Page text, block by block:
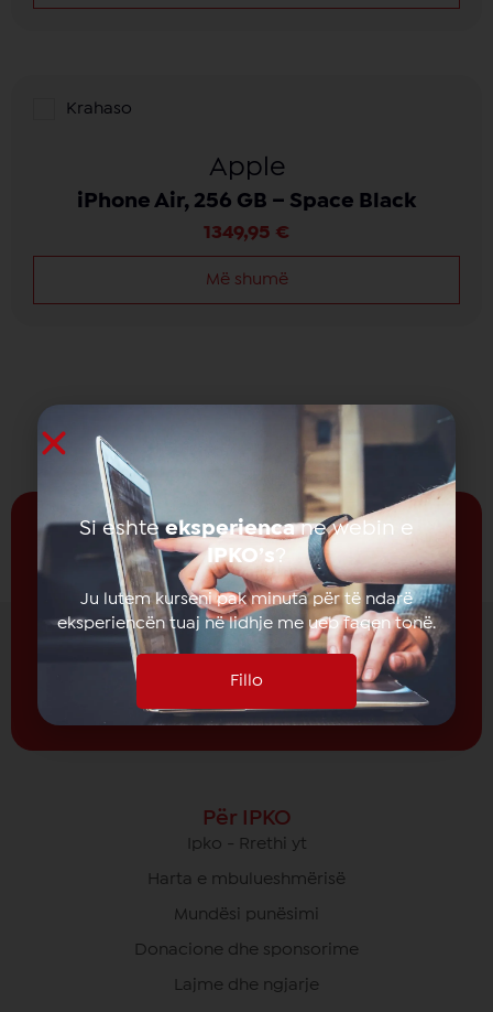
Krahaso
Apple
iPhone Air, 256 GB – Space Black
1349,95 €
Më shumë
Prano të rejat ngaIPKO
Subscribe
Për IPKO
Ipko - Rrethi yt
Harta e mbulueshmërisë
Mundësi punësimi
Donacione dhe sponsorime
Lajme dhe ngjarje
Si eshteeksperiencane webin e
IPKO’s?
Ju lutem kurseni pak minuta për të ndarë
eksperiencën tuaj në lidhje me ueb faqen tonë.
Fillo